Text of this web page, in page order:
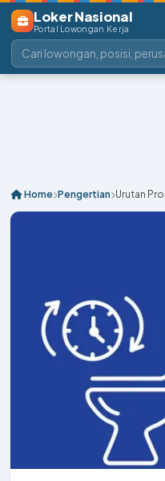
Loker Nasional
Portal Lowongan Kerja
Home Pengertian Urutan